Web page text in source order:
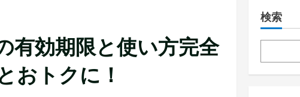
有効期限と使い方完全
おトクに！
検索